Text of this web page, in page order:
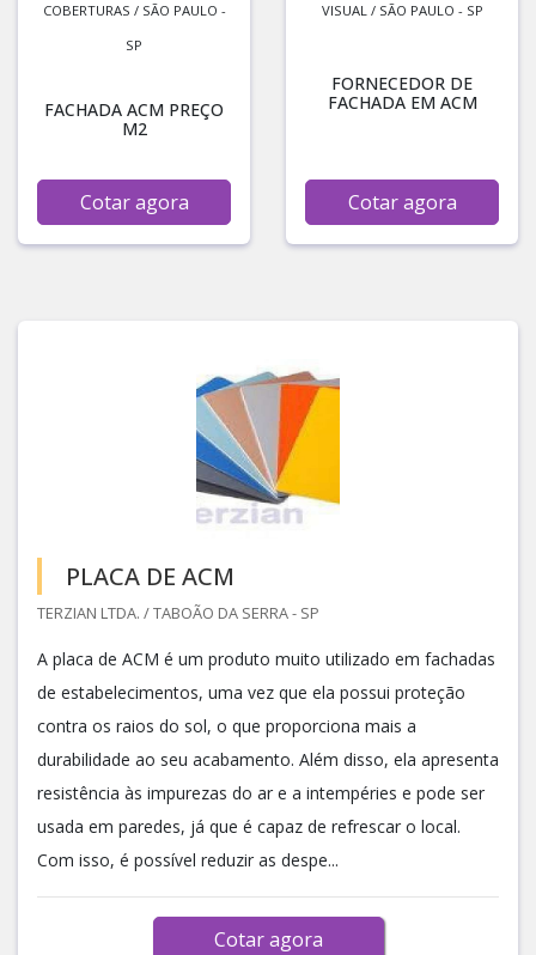
COBERTURAS / SÃO PAULO -
SP
FACHADA ACM PREÇO
M2
Cotar agora
VISUAL / SÃO PAULO - SP
FORNECEDOR DE
FACHADA EM ACM
Cotar agora
PLACA DE ACM
TERZIAN LTDA. / TABOÃO DA SERRA - SP
A placa de ACM é um produto muito utilizado em fachadas
de estabelecimentos, uma vez que ela possui proteção
contra os raios do sol, o que proporciona mais a
durabilidade ao seu acabamento. Além disso, ela apresenta
resistência às impurezas do ar e a intempéries e pode ser
usada em paredes, já que é capaz de refrescar o local.
Com isso, é possível reduzir as despe...
Cotar agora